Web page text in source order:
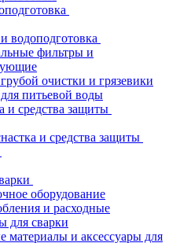
водоподготовка
фильтры и
очистки и грязевики
питьевой воды
и средства защиты
и средства защиты
оборудование
и расходные
для сварки
материалы и аксессуары для